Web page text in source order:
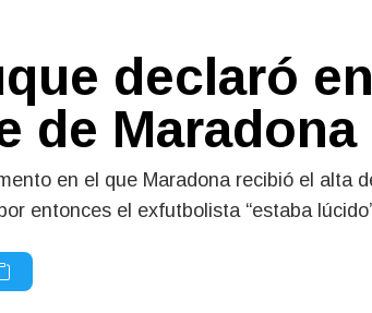
declaró
de Maradona
en el que Maradona recibió el alta
entonces el exfutbolista “estaba